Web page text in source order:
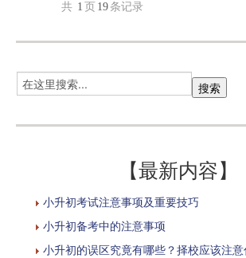
共 1 页 19 条记录
【最新内容】
小升初考试注意事项及重要技巧
小升初备考中的注意事项
小升初的误区究竟有哪些？择校应该注意